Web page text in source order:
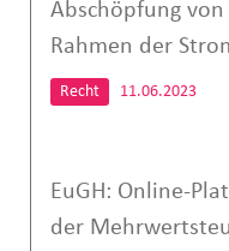
Abschöpfung
Rahmen der
Recht 11.06.2023
EuGH: Online-
der